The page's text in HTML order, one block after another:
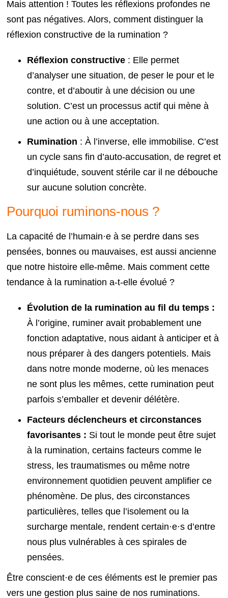
Mais attention ! Toutes les réflexions profondes ne
sont pas négatives. Alors, comment distinguer la
réflexion constructive de la rumination ?
Réflexion constructive : Elle permet
d’analyser une situation, de peser le pour et le
contre, et d’aboutir à une décision ou une
solution. C’est un processus actif qui mène à
une action ou à une acceptation.
Rumination : À l’inverse, elle immobilise. C’est
un cycle sans fin d’auto-accusation, de regret et
d’inquiétude, souvent stérile car il ne débouche
sur aucune solution concrète.
Pourquoi ruminons-nous ?
La capacité de l’humain·e à se perdre dans ses
pensées, bonnes ou mauvaises, est aussi ancienne
que notre histoire elle-même. Mais comment cette
tendance à la rumination a-t-elle évolué ?
Évolution de la rumination au fil du temps :
À l’origine, ruminer avait probablement une
fonction adaptative, nous aidant à anticiper et à
nous préparer à des dangers potentiels. Mais
dans notre monde moderne, où les menaces
ne sont plus les mêmes, cette rumination peut
parfois s’emballer et devenir délétère.
Facteurs déclencheurs et circonstances
favorisantes : Si tout le monde peut être sujet
à la rumination, certains facteurs comme le
stress, les traumatismes ou même notre
environnement quotidien peuvent amplifier ce
phénomène. De plus, des circonstances
particulières, telles que l’isolement ou la
surcharge mentale, rendent certain·e·s d’entre
nous plus vulnérables à ces spirales de
pensées.
Être conscient·e de ces éléments est le premier pas
vers une gestion plus saine de nos ruminations.